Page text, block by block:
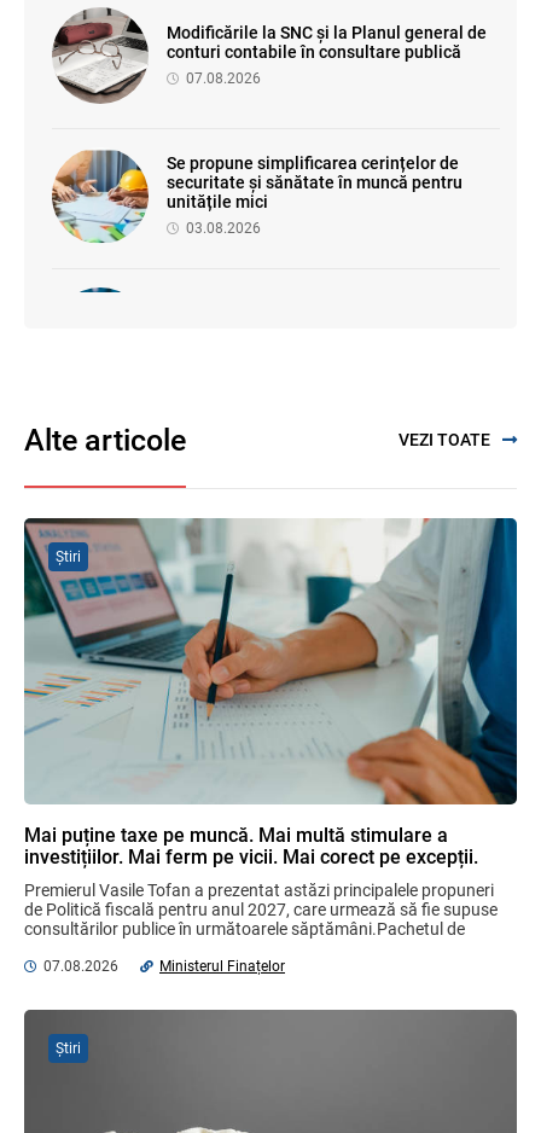
Modificările la SNC și la Planul general de
conturi contabile în consultare publică
07.08.2026
Se propune simplificarea cerințelor de
securitate și sănătate în muncă pentru
unitățile mici
03.08.2026
Se propune modificarea Legii auditului —
SFS a anunțat programul de seminare
pentru luna august 2026
03.08.2026
Garanția financiară pentru refacerea
mediului la exploatarea resurselor
minerale
Domenii supuse controalelor fiscale
operative în luna august 2026
05.08.2026 Serviciul Fiscal de Stat
Alte articole VEZI TOATE
Mai puține taxe pe muncă. Mai multă stimulare a
investițiilor. Mai ferm pe vicii. Mai corect pe excepții.
Premierul Vasile Tofan a prezentat astăzi principalele propuneri
de Politică fiscală pentru anul 2027, care urmează să fie supuse
consultărilor publice în următoarele săptămâni.Pachetul de
07.08.2026 Ministerul Finațelor
Știri
Știri